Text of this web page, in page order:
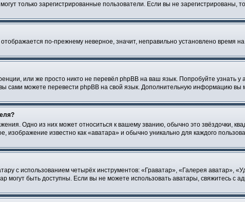
только зарегистрированные пользователи. Если вы не зарегистрированы,
по-прежнему неверное, значит, неправильно установлено время
или же просто никто не перевёл phpBB на ваш язык. Попробуйте узнать
вы сами можете перевести phpBB на свой язык. Дополнительную информацию вы
Одно из них может относиться к вашему званию, обычно это звёздочки,
изображение известно как «аватара» и обычно уникально для каждого
с использованием четырёх инструментов: «Граватар», «Галерея аватар»,
могут быть доступны. Если вы не можете использовать аватары, свяжитесь